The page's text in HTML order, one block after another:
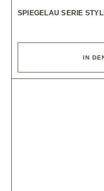
SPIEGELAU SERIE
IN